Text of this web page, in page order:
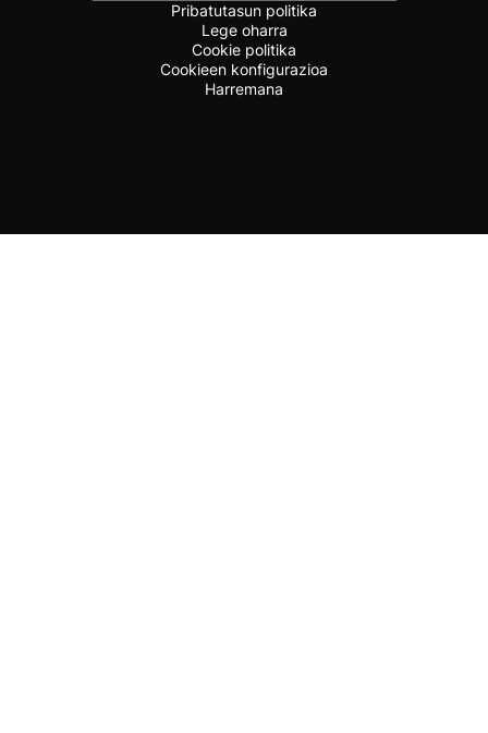
Pribatutasun politika
Lege oharra
Cookie politika
Cookieen konfigurazioa
Harremana